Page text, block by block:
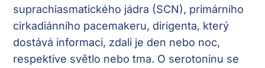
suprachiasmatického jádra (SCN), primárního
cirkadiánního pacemakeru, dirigenta, který
dostává informaci, zdali je den nebo noc,
respektive světlo nebo tma. O serotoninu se